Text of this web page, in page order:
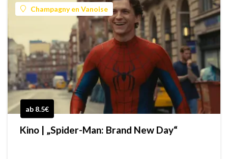
Champagny en Vanoise
ab 8.5€
Kino | „Spider-Man: Brand New Day“